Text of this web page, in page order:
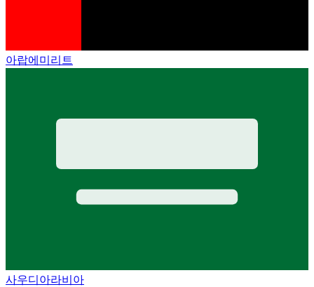
아랍에미리트
사우디아라비아